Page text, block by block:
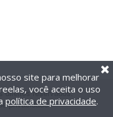
direitos reservados.
privacidade
site para melhorar
você aceita o uso
política de privacidade.